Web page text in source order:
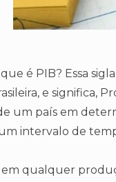
é PIB? Essa
e significa,
um país em
intervalo de
qualquer